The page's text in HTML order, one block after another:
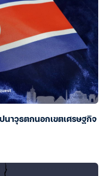
นาวุธตกนอกเขตเศรษฐกิจ